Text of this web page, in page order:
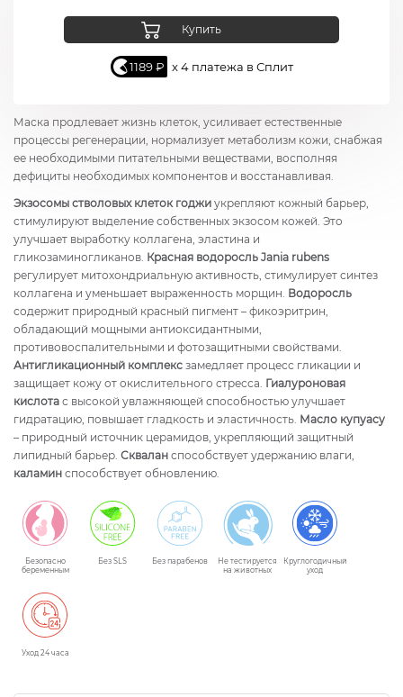
Купить
1189 ₽ x 4 платежа в Сплит
Маска продлевает жизнь клеток, усиливает естественные
процессы регенерации, нормализует метаболизм кожи, снабжая
ее необходимыми питательными веществами, восполняя
дефициты необходимых компонентов и восстанавливая.
Экзосомы стволовых клеток годжи укрепляют кожный барьер,
стимулируют выделение собственных экзосом кожей. Это
улучшает выработку коллагена, эластина и
гликозаминогликанов. Красная водоросль Jania rubens
регулирует митохондриальную активность, стимулирует синтез
коллагена и уменьшает выраженность морщин. Водоросль
содержит природный красный пигмент – фикоэритрин,
обладающий мощными антиоксидантными,
противовоспалительными и фотозащитными свойствами.
Антигликационный комплекс замедляет процесс гликации и
защищает кожу от окислительного стресса. Гиалуроновая
кислота с высокой увлажняющей способностью улучшает
гидратацию, повышает гладкость и эластичность. Масло купуасу
– природный источник церамидов, укрепляющий защитный
липидный барьер. Сквалан способствует удержанию влаги,
каламин способствует обновлению.
Безопасно
беременным
Без SLS Без парабенов
Не тестируется
на животных
Круглогодичный
уход
Уход 24 часа